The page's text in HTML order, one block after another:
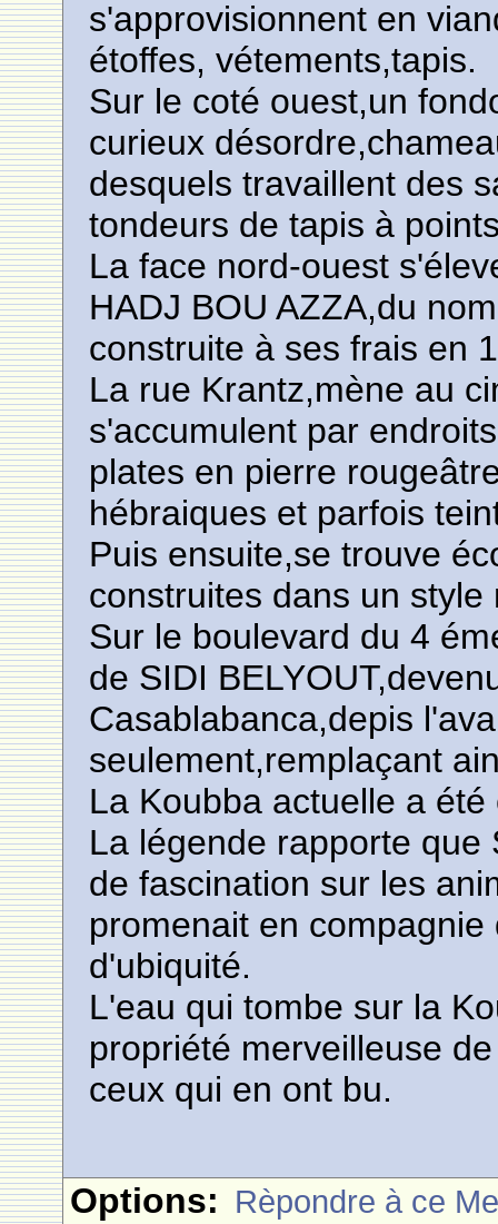
s'approvisionnent en
étoffes, vétements,tapis.
Sur le coté ouest,un
curieux
desquels travaillent des
tondeurs de tapis à
La face nord-ouest
HADJ BOU AZZA,du
construite à ses frais en
La rue Krantz,mène au
s'accumulent par
plates en pierre
hébraiques et parfois
Puis ensuite,se trouve
construites dans un style
Sur le boulevard du 4
de SIDI
Casablabanca,depis
seulement,remplaçant
La Koubba actuelle a
La légende rapporte que
de fascination sur les
promenait en
d'ubiquité.
L'eau qui tombe sur la
propriété merveilleuse
ceux qui en ont bu.
Options: Rèpondre à ce